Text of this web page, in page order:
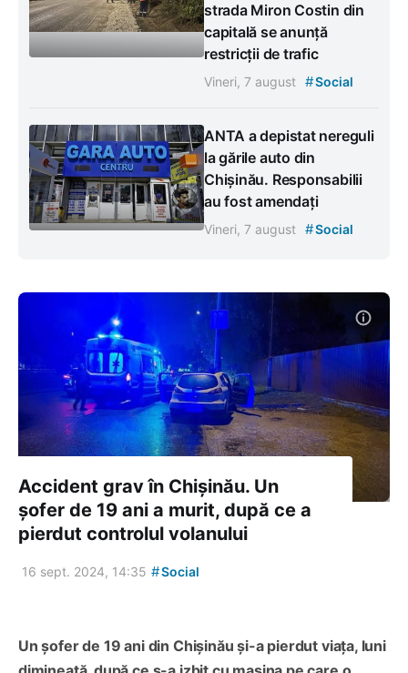
strada Miron Costin din
capitală se anunță
restricții de trafic
Vineri, 7 august #Social
ANTA a depistat nereguli
la gările auto din
Chișinău. Responsabilii
au fost amendați
Vineri, 7 august #Social
Accident grav în Chișinău. Un
șofer de 19 ani a murit, după ce a
pierdut controlul volanului
16 sept. 2024, 14:35 #Social
Un șofer de 19 ani din Chișinău și-a pierdut viața, luni